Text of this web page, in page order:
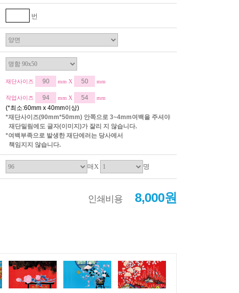
번
재단사이즈 mm X mm
작업사이즈 mm X mm
(*최소:60mm x 40mm이상)
*재단사이즈(90mm*50mm) 안쪽으로 3~4mm여백을 주셔야
재단밀림에도 글자(이미지)가 잘리 지 않습니다.
*여백부족으로 발생한 재단에러는 당사에서
책임지지 않습니다.
매X 명
인쇄비용 8,000원